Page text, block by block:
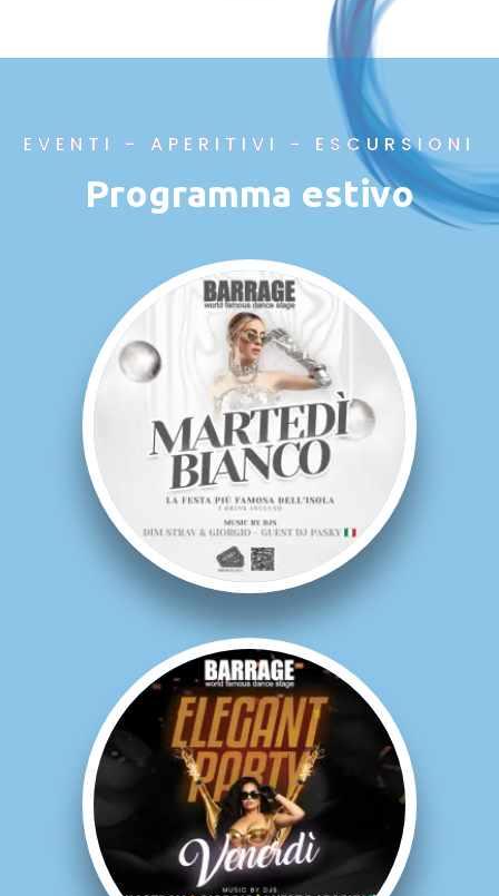
EVENTI - APERITIVI - ESCURSIONI
Programma estivo